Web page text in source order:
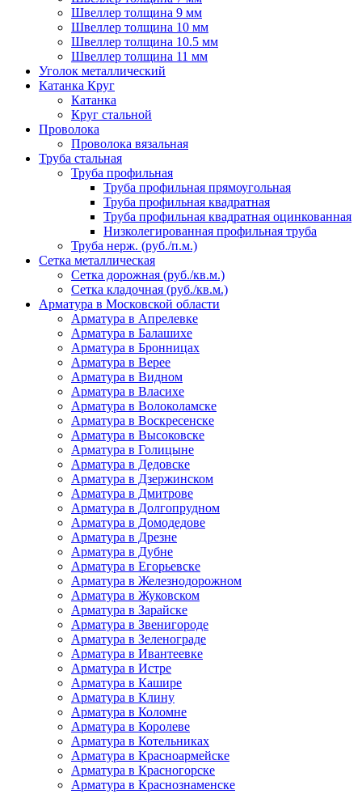
Швеллер толщина 9 мм
Швеллер толщина 10 мм
Швеллер толщина 10.5 мм
Швеллер толщина 11 мм
Уголок металлический
Катанка Круг
Катанка
Круг стальной
Проволока
Проволока вязальная
Труба стальная
Труба профильная
Труба профильная прямоугольная
Труба профильная квадратная
Труба профильная квадратная оцинкованная
Низколегированная профильная труба
Труба нерж. (руб./п.м.)
Сетка металлическая
Сетка дорожная (руб./кв.м.)
Сетка кладочная (руб./кв.м.)
Арматура в Московской области
Арматура в Апрелевке
Арматура в Балашихе
Арматура в Бронницах
Арматура в Верее
Арматура в Видном
Арматура в Власихе
Арматура в Волоколамске
Арматура в Воскресенске
Арматура в Высоковске
Арматура в Голицыне
Арматура в Дедовске
Арматура в Дзержинском
Арматура в Дмитрове
Арматура в Долгопрудном
Арматура в Домодедове
Арматура в Дрезне
Арматура в Дубне
Арматура в Егорьевске
Арматура в Железнодорожном
Арматура в Жуковском
Арматура в Зарайске
Арматура в Звенигороде
Арматура в Зеленограде
Арматура в Ивантеевке
Арматура в Истре
Арматура в Кашире
Арматура в Клину
Арматура в Коломне
Арматура в Королеве
Арматура в Котельниках
Арматура в Красноармейске
Арматура в Красногорске
Арматура в Краснознаменске